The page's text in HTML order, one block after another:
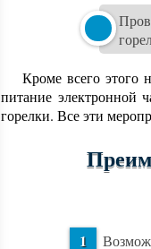
Кроме всего этого
питание электронной
горелки. Все эти